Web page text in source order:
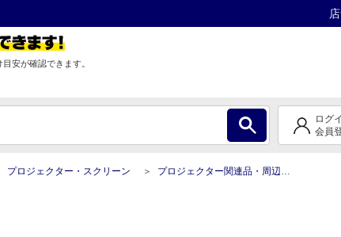
安が確認できます。
ログ
会員
プロジェクター・スクリーン プロジェクター関連品・周辺機器